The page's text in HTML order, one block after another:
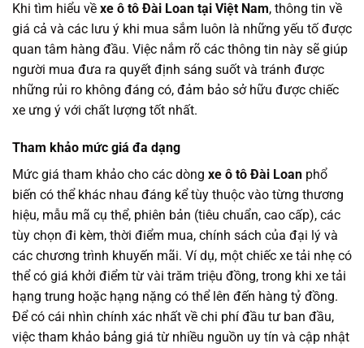
Khi tìm hiểu về xe ô tô Đài Loan tại Việt Nam, thông tin về
giá cả và các lưu ý khi mua sắm luôn là những yếu tố được
quan tâm hàng đầu. Việc nắm rõ các thông tin này sẽ giúp
người mua đưa ra quyết định sáng suốt và tránh được
những rủi ro không đáng có, đảm bảo sở hữu được chiếc
xe ưng ý với chất lượng tốt nhất.
Tham khảo mức giá đa dạng
Mức giá tham khảo cho các dòng xe ô tô Đài Loan phổ
biến có thể khác nhau đáng kể tùy thuộc vào từng thương
hiệu, mẫu mã cụ thể, phiên bản (tiêu chuẩn, cao cấp), các
tùy chọn đi kèm, thời điểm mua, chính sách của đại lý và
các chương trình khuyến mãi. Ví dụ, một chiếc xe tải nhẹ có
thể có giá khởi điểm từ vài trăm triệu đồng, trong khi xe tải
hạng trung hoặc hạng nặng có thể lên đến hàng tỷ đồng.
Để có cái nhìn chính xác nhất về chi phí đầu tư ban đầu,
việc tham khảo bảng giá từ nhiều nguồn uy tín và cập nhật